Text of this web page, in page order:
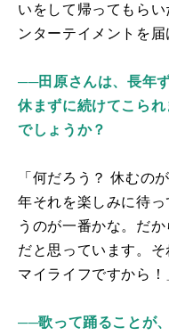
いをして帰ってもら
ンターテイメントを届
──田原さんは、長年
休まずに続けてこら
でしょうか？
「何だろう？ 休むの
年それを楽しみに待
うのが一番かな。だ
だと思っています。
マイライフですから！
──歌って踊ることが